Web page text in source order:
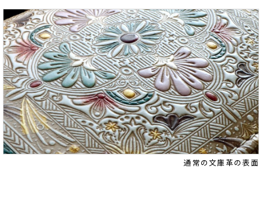
通常の文庫革の表面